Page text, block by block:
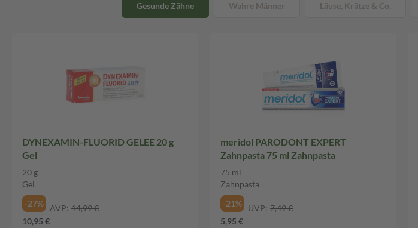
Gesunde Zähne Wahre Männer Läuse, Krätze & Co.
DYNEXAMIN-FLUORID GELEE 20 g
Gel
20 g
Gel
-27%
AVP: 14,99 €
10,95 €
meridol PARODONT EXPERT
Zahnpasta 75 ml Zahnpasta
75 ml
Zahnpasta
-21%
UVP: 7,49 €
5,95 €